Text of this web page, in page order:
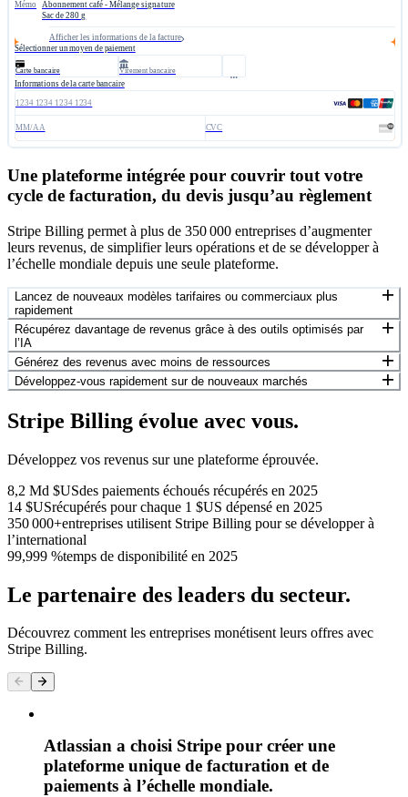
Mémo
Abonnement café - Mélange signature
Sac de 280 g
Afficher les informations de la facture
Sélectionner un moyen de paiement
Carte bancaire Virement bancaire
Informations de la carte bancaire
1234 1234 1234 1234
MM/AA CVC
Une plateforme intégrée pour couvrir tout votre
cycle de facturation, du devis jusqu’au règlement
Stripe Billing permet à plus de 350 000 entreprises d’augmenter
leurs revenus, de simplifier leurs opérations et de se développer à
l’échelle mondiale depuis une seule plateforme.
Lancez de nouveaux modèles tarifaires ou commerciaux plus
rapidement
Récupérez davantage de revenus grâce à des outils optimisés par
l’IA
Générez des revenus avec moins de ressources
Développez-vous rapidement sur de nouveaux marchés
Stripe Billing évolue avec vous.
Développez vos revenus sur une plateforme éprouvée.
8,2 Md $USdes paiements échoués récupérés en 2025
14 $USrécupérés pour chaque 1 $US dépensé en 2025
350 000+entreprises utilisent Stripe Billing pour se développer à
l’international
99,999 %temps de disponibilité en 2025
Le partenaire des leaders du secteur.
Découvrez comment les entreprises monétisent leurs offres avec
Stripe Billing.
Atlassian a choisi Stripe pour créer une
plateforme unique de facturation et de
paiements à l’échelle mondiale.